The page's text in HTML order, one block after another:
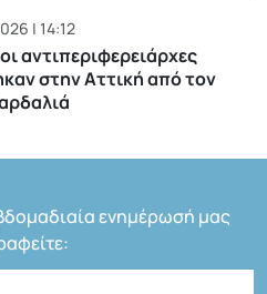
| 14:12
αντιπεριφερειάρχες
στην Αττική από τον
ενημέρωσή μας